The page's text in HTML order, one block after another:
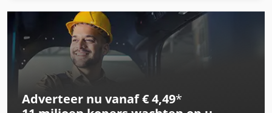
International 353
International 3688
International 433
International 453
Adverteer nu vanaf € 4,49*